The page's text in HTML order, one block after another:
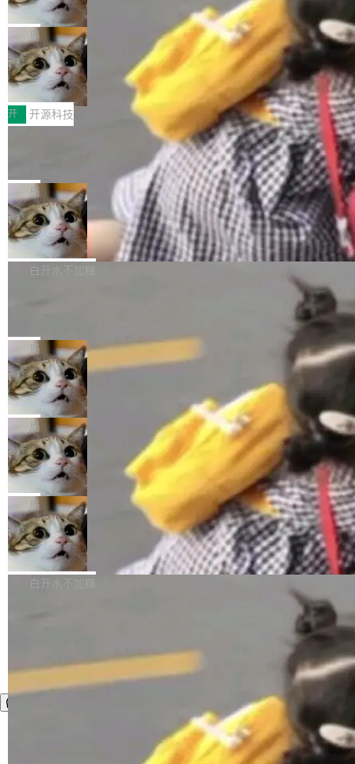
（<a href="https://bugzilla.mozilla.org/show_
bug.cgi?id=204...
orkers 跑了十年 Isolate。用 CEO Matthew Pri
nce 的话说：「我们一生都在用 Isolate 运行代
码，而 AI Agent 不需要容器，它们需要的是 Iso
late。」 容器为什么不合适 容器的问题在于启动
和销毁都太重了。一个 Agent 要执行的任务可能
只需要几毫秒的 CPU 时间，但容器从冷启动到
就绪要花数秒。如果未来有十...
诉讼，称“Apple is getting this wron
g”
上个月，苹果一纸诉状把 OpenAI 告上法庭，指
控其挖角苹果前员工并窃取商业秘密。苹果的诉
状把 OpenAI 描述成一个系统性地从前东家挖
人、套取机密信息的对手。 OpenAI 没发律师
函，也没选择庭外沉默。它在官网贴了一篇博
文，标题只有六个字：Apple is getting this wro
ng。 然后，它把邮件往来和 iMessage 聊天记
录全贴了出来。 他发错人了 苹果外部律师 Gabr
iel Gross 来自 Weil 律所，2 月 23 日下午 5:53
给 OpenAI 总法律顾问 Che Chang 发了封邮
件，附了一封长信，要求 OpenAI 配合调查前苹
果员工带走机密信...
局
HUAWEI MatePad Edge上架WorkBu
ddy鸿蒙PC版，说话就能干活的AI办公
搭子
全能AI工作台WorkBuddy鸿蒙PC版上架HUAWE
I MatePad Edge应用市场，直接下载即可使
用，与鸿蒙电脑上的体验一致。值得一提的是，
这是目前市面上唯一支持平板接入WorkBuddy P
C版的产品，搭载“人机双写”重磅功能——你写
你的，AI写AI的，同屏协作互不干扰。一句话让
AI帮你干活，现在开启全新体验！ 温馨提示：
体验WorkBuddy鸿蒙PC版前，请将 HUAWEI M
atePad Edge 升级至 HarmonyOS 6.1.0.135S
P9 patch03及以上版本。 *升级路径：设置 > 搜
开 开源科技
FFmpeg 9.0 发布：代号“Lei”，以此纪
全球知名开源多媒体框架 FFmpeg 今天正式发
布了 9.0 版本。这个版本除了带来新一代音视频
处理能力和硬件加速支持之外，还有一个特殊之
处：FFmpeg 9.0 的代号是“Lei”。 这个名字，
来自中国开发者雷霄骅（Lei Xiaohua）。 对于
很多中国音视频开发者而言，这个名字并不陌
“启蒙老师”。 而今年，恰好是雷霄骅离世十周
年。FFmpeg 社区最终选择用一个大版本的名
字，留下了这份纪念。 雷霄骅曾是中国传媒大学
数字电视技术方向的博士生，长期从事视频、音
频技...
局
亚马逊成本失控：AI 写代码烧掉 1215
万元，超预算 860%
外媒近日曝光了亚马逊的多份内部报告显示，AI
导致公司在多个项目上超支。《金融时报》报道
编写程序，目标是完成电商平台作者信息与商品
列表的数据匹配 —— 一项常规的数据处理任
务，最终却产生了 180 万美元的账单，实际支出
超出原定预算 860%。 更令人意外的是，该项目
最终并未成功落地，而高额算力消耗持续运行长
达 5 个月，公司直到财务对账时才察觉异常。这
意味着一个无人看管的 AI 程序，在近半年时间
里日夜不停地"烧钱"。 复盘显示，...
白开水不加糖
e CEO Clément Delangue 在 CNBC 的采访里
没有拐弯抹角。他说中国正在赢得 AI 竞赛，而
且按目前的速度，中国 AI 工具预计在今年底或
2027 年就能追上美国前沿实验室的水平。 Dela
ngue 把原因归结为一件事：开放协作。中国的
AI 开发者在一个共享和协作的生态里加速迭代，
而美国模型厂商在"闭门造车"。他的原话是 "buil
ding in silos"——各自为战，互不通气。 这个判
断从他嘴里说出来分量不同。Hugging Face 是
全球最大的开源 AI 平台，上面跑着上百万个模
型。谁在开源赛道上领先，...
局
当 AI agent 把源码变成了最好的扩展系
统，开发者工具必须开源
五年前，David Crawshaw 问过很多软件工程师
一个问题：你写过什么给自己用的程序？答案几
乎都是没有。工程师们整天用别人写的程序写程
序给别人用。偶尔有人自己写个博客系统、智能
家居控制、家庭实验室，都算稀奇事。 Crawsh
aw 是 Shelley 的作者，一个开源 AI coding age
nt。他最近在博客上写了一篇文章，核心论点很
简单：开发者工具必须开源。 理由不是传统的自
由软件情怀，而是一个跟 AI agent 直接相关的
技术判断。 两行 prompt 就能个性化任何软件 C
局
DeepSeek Harness 宣布内测邀请，全
网最大规模开源 Agent 路演现场诞生
一条内测招募帖，发出去的时候大概没人想到它
会变成一场开源 Agent 生态的路演。 8月1日，
DeepSeek Harness 团队负责人崔添翼（tiany
i）在 X 上发帖： 「如果你是 Agent Harness 相
关开源项目的开发者，希望参加 DeepSeek Har
ness 的内测，可以回复或私信联系我。请附上
Harness 负责把能力落到真实环境中——调用工
具、读写文件、管理上下文、处理错误、完成闭
环。崔添翼招人的标...
局
商汤 SenseNova U1.5-Lite-Preview
开源
商汤科技宣布面向社区开源轻量级统一多模态模
型的预览版本 SenseNova U1.5-Lite-Preview。
理解、推理、生成与编辑，还仅以 8B-MoT 的轻
量大小，将能力推进到4K、更精细的真实质感、
更复杂的视觉控制和可持续迭代编辑。 相比 U
1，U1.5-Lite-Preview 在以下方向上带来了显著
提升： 原生支持4K图像生成； 更精细的局部纹
理、细节与真实世界质感； 更准确的中英文文字
白开水不加糖